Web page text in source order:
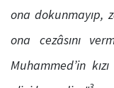
ona dokunmayıp,
ona cezâsını
Muhammed’in